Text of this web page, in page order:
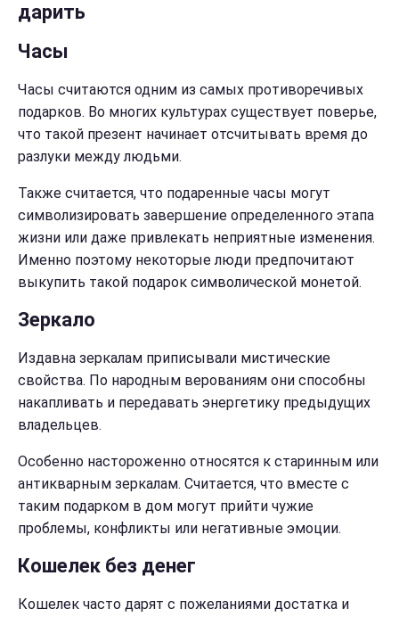
дарить
Часы
Часы считаются одним из самых противоречивых
подарков. Во многих культурах существует поверье,
что такой презент начинает отсчитывать время до
разлуки между людьми.
Также считается, что подаренные часы могут
символизировать завершение определенного этапа
жизни или даже привлекать неприятные изменения.
Именно поэтому некоторые люди предпочитают
выкупить такой подарок символической монетой.
Зеркало
Издавна зеркалам приписывали мистические
свойства. По народным верованиям они способны
накапливать и передавать энергетику предыдущих
владельцев.
Особенно настороженно относятся к старинным или
антикварным зеркалам. Считается, что вместе с
таким подарком в дом могут прийти чужие
проблемы, конфликты или негативные эмоции.
Кошелек без денег
Кошелек часто дарят с пожеланиями достатка и